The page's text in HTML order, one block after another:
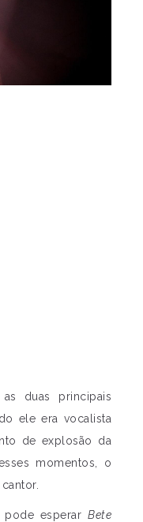
duas principais
ele era vocalista
de explosão da
momentos, o
pode esperar Bete